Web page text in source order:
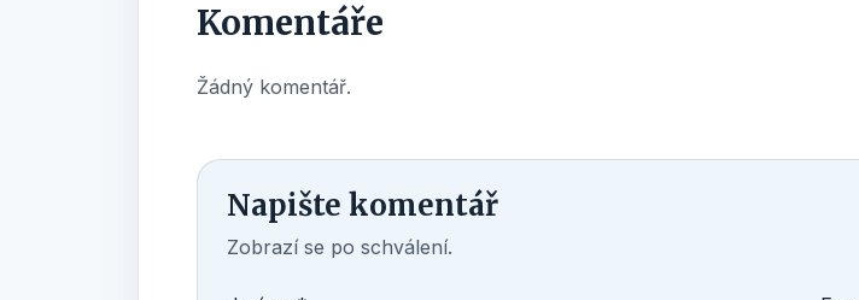
Komentáře
Žádný komentář.
Napište komentář
Zobrazí se po schválení.